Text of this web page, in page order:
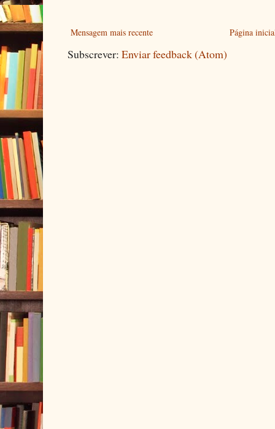
Mensagem mais recente Página
Subscrever: Enviar feedback (Atom)